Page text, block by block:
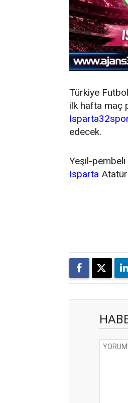
Türkiye
ilk hafta maç
edecek.
Yeşil-pembeli
Isparta